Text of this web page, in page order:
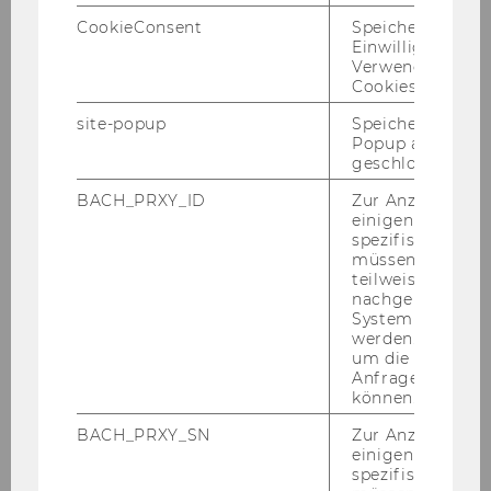
ten.
Inhalte/Themen des 2. Workshops
Die ei­ge­nen be­ruf­li­chen Rah­men­be­din­
gun­gen an der WU re­flek­tie­ren, Hin­der­
nis­se und Stol­per­stei­ne sowie Chan­cen
und Mög­lich­kei­ten er­ken­nen. Ziel­ori­en­
tier­te Hand­lungs­stra­te­gien dar­aus ab­lei­
Wel­che „Spiel­re­geln“ gel­ten an der WU?
Wert­schät­zung, Kon­kur­renz, So­li­da­ri­tät,
Die Kar­rie­re als Wis­sen­schaft­le­rin an
einer Uni­ver­si­tät: Bar­rie­ren und Aus­
CookieConsent
Speichert Ihre
Einwilligung zur
Verwendung von
Cookies.
site-popup
Speichert ob ein
Popup
geschlossen
BACH_PRXY_ID
Zur Anzeige von
einigen WU-
spezifischen
müssen
teilweise von
nachgelagerten
System
werden.
um die Antwort
Anfrage
können.
BACH_PRXY_SN
Zur Anzeige von
einigen WU-
spezifischen